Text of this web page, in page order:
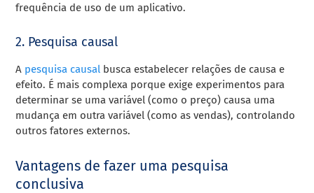
frequência de uso de um aplicativo.
2. Pesquisa causal
A pesquisa causal busca estabelecer relações de causa e
efeito. É mais complexa porque exige experimentos para
determinar se uma variável (como o preço) causa uma
mudança em outra variável (como as vendas), controlando
outros fatores externos.
Vantagens de fazer uma pesquisa
conclusiva